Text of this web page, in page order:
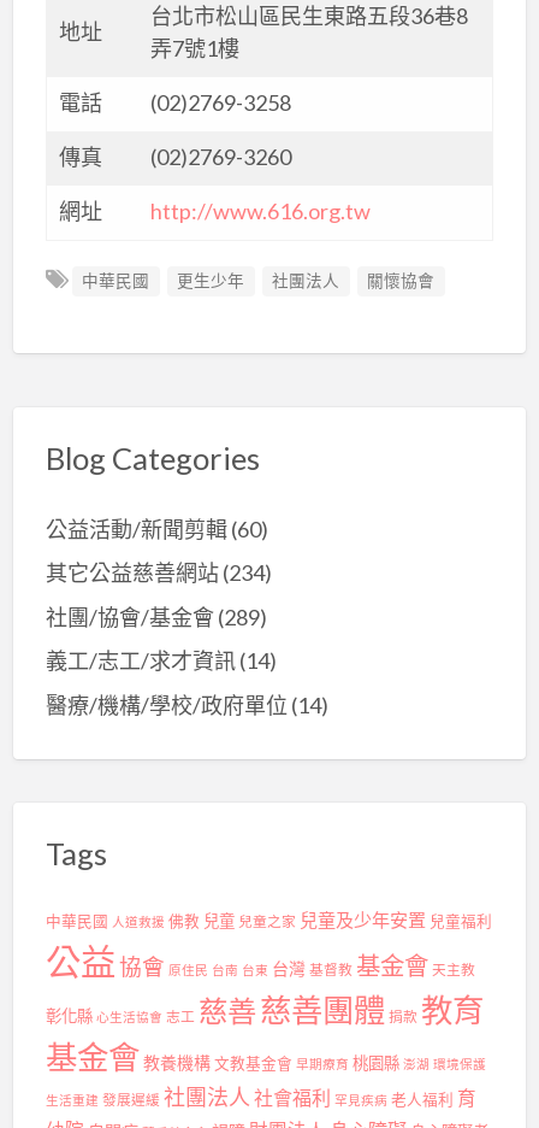
地址
台北市松山區民生東路五段36巷8
弄7號1樓
電話 (02)2769-3258
傳真 (02)2769-3260
網址 http://www.616.org.tw
中華民國 更生少年 社團法人 關懷協會
Blog Categories
公益活動/新聞剪輯(60)
其它公益慈善網站(234)
社團/協會/基金會 (289)
義工/志工/求才資訊(14)
醫療/機構/學校/政府單位 (14)
Tags
中華民國 人道救援 佛教 兒童 兒童之家 兒童及少年安置 兒童福利
公益協會 原住民 台南 台東 台灣 基督教 基金會 天主教
彰化縣 心生活協會 志工 慈善慈善團體 捐款 教育
基金會教養機構 文教基金會 早期療育 桃園縣 澎湖 環境保護
生活重建 發展遲緩 社團法人 社會福利 罕見疾病 老人福利 育